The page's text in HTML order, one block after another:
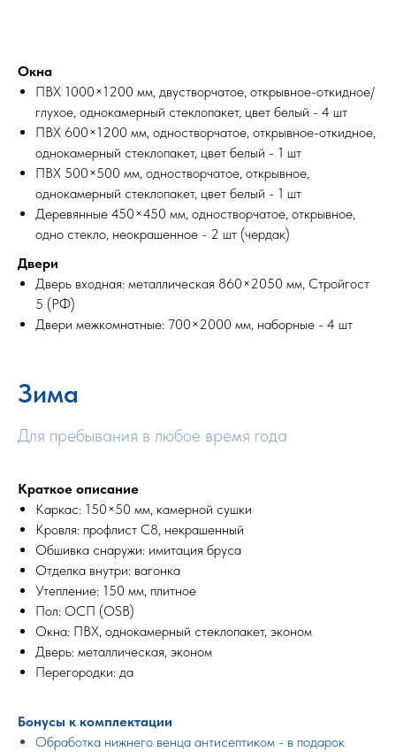
Окна
ПВХ 1000×1200 мм, двустворчатое, открывное-откидное/
глухое, однокамерный стеклопакет, цвет белый - 4 шт
ПВХ 600×1200 мм, одностворчатое, открывное-откидное,
однокамерный стеклопакет, цвет белый - 1 шт
ПВХ 500×500 мм, одностворчатое, открывное,
однокамерный стеклопакет, цвет белый - 1 шт
Деревянные 450×450 мм, одностворчатое, открывное,
одно стекло, неокрашенное - 2 шт (чердак)
Двери
Дверь входная: металлическая 860×2050 мм, Стройгост
5 (РФ)
Двери межкомнатные: 700×2000 мм, наборные - 4 шт
Зима
Для пребывания в любое время года
Краткое описание
Каркас: 150×50 мм, камерной сушки
Кровля: профлист С8, некрашенный
Обшивка снаружи: имитация бруса
Отделка внутри: вагонка
Утепление: 150 мм, плитное
Пол: ОСП (OSB)
Окна: ПВХ, однокамерный стеклопакет, эконом
Дверь: металлическая, эконом
Перегородки: да
Бонусы к комплектации
Обработка нижнего венца антисептиком - в подарок